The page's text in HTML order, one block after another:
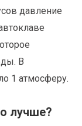
давление
В
1 атмосферу.
лучше?